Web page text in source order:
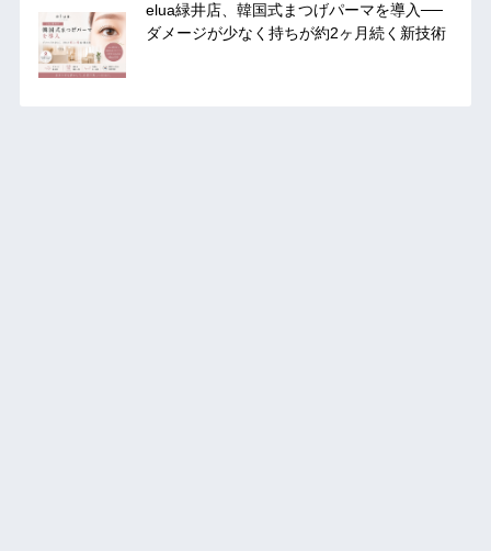
elua緑井店、韓国式まつげパーマを導入──
ダメージが少なく持ちが約2ヶ月続く新技術